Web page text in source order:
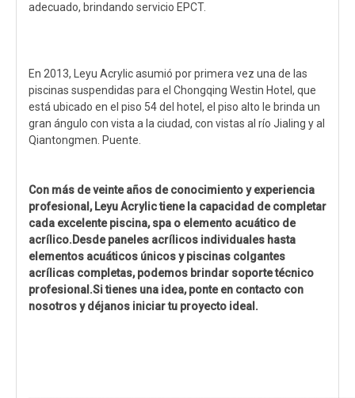
adecuado, brindando servicio EPCT.
En 2013, Leyu Acrylic asumió por primera vez una de las
piscinas suspendidas para el Chongqing Westin Hotel, que
está ubicado en el piso 54 del hotel, el piso alto le brinda un
gran ángulo con vista a la ciudad, con vistas al río Jialing y al
Qiantongmen. Puente.
Con más de veinte años de conocimiento y experiencia
profesional, Leyu Acrylic tiene la capacidad de completar
cada excelente piscina, spa o elemento acuático de
acrílico.Desde paneles acrílicos individuales hasta
elementos acuáticos únicos y piscinas colgantes
acrílicas completas, podemos brindar soporte técnico
profesional.Si tienes una idea, ponte en contacto con
nosotros y déjanos iniciar tu proyecto ideal.